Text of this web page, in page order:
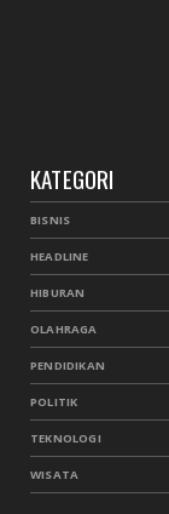
KATEGORI
BISNIS
HEADLINE
HIBURAN
OLAHRAGA
PENDIDIKAN
POLITIK
TEKNOLOGI
WISATA